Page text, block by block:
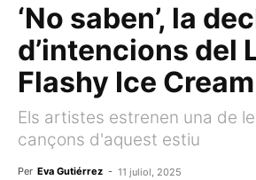
‘No saben’, la
d’intencions del
Flashy Ice Cream
Els artistes estrenen una de
cançons d'aquest estiu
Per Eva Gutiérrez - 11 juliol, 2025